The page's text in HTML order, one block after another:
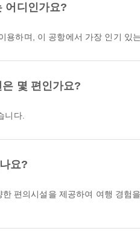
어디인가요?
용하며, 이 공항에서 가장 인기 있
몇 편인가요?
니다.
요?